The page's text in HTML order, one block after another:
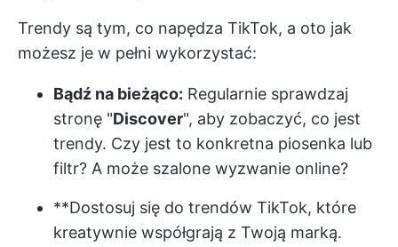
Trendy są tym, co napędza TikTok, a oto jak
możesz je w pełni wykorzystać:
Bądź na bieżąco: Regularnie sprawdzaj
stronę "Discover", aby zobaczyć, co jest
trendy. Czy jest to konkretna piosenka lub
filtr? A może szalone wyzwanie online?
**Dostosuj się do trendów TikTok, które
kreatywnie współgrają z Twoją marką.